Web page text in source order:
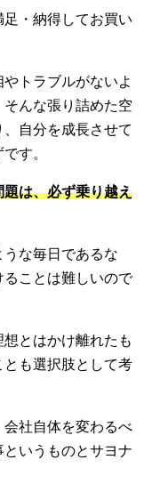
・納得してお買い
トラブルがないよ
んな張り詰めた空
自分を成長させて
す。
は、必ず乗り越え
な毎日であるな
ことは難しいので
とはかけ離れたも
も選択肢として考
社自体を変わるべ
いうものとサヨナ